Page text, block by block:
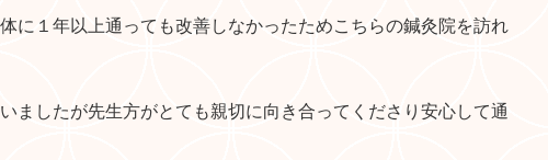
に１年以上通っても改善しなかったためこちらの鍼灸院を訪れ
ましたが先生方がとても親切に向き合ってくださり安心して通